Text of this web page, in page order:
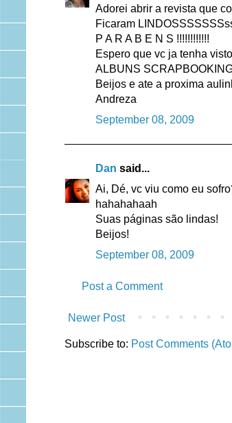
Adorei abrir a revista que
Ficaram
P A R A B E N S !!!!!!!!!!!!
Espero que vc ja tenha
ALBUNS
Beijos e ate a proxima
Andreza
September 08, 2009
Dan said...
Ai, Dé, vc viu como eu
hahahahaah
Suas páginas são lindas!
Beijos!
September 08, 2009
Post a Comment
Newer Post
Subscribe to: Post Comments